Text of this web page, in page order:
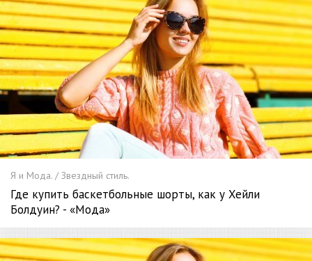
Я и Мода. / Звездный стиль.
Где купить баскетбольные шорты, как у Хейли
Болдуин? - «Мода»